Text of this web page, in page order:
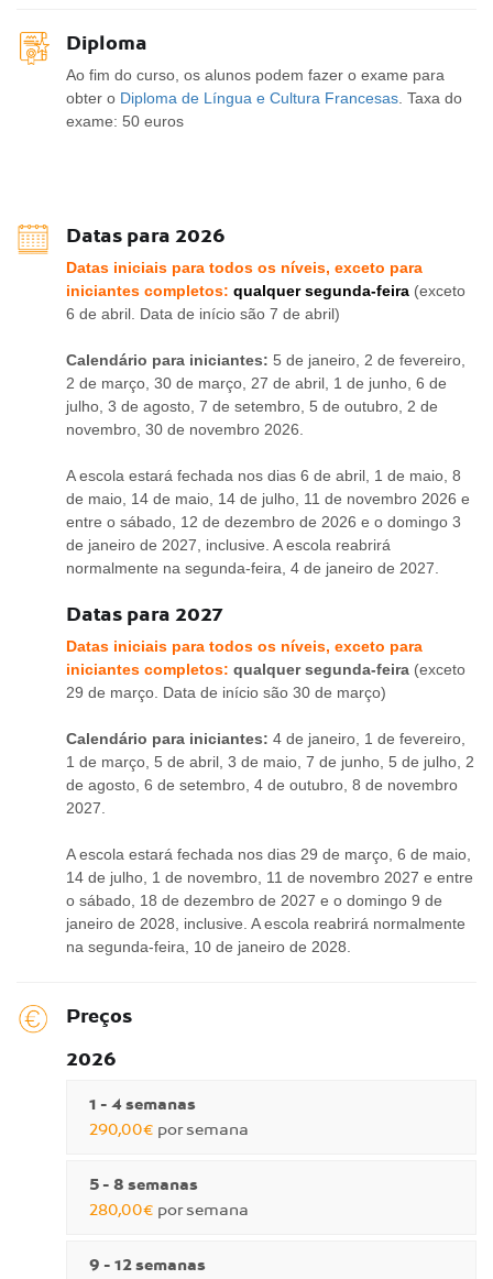
Diploma
Ao fim do curso, os alunos podem fazer o exame para
obter o Diploma de Língua e Cultura Francesas . Taxa do
exame: 50 euros
Datas para 2026
Datas iniciais para todos os níveis, exceto para
iniciantes completos: qualquer segunda-feira (exceto
6 de abril. Data de início são 7 de abril)
Calendário para iniciantes: 5 de janeiro, 2 de fevereiro,
2 de março, 30 de março, 27 de abril, 1 de junho, 6 de
julho, 3 de agosto, 7 de setembro, 5 de outubro, 2 de
novembro, 30 de novembro 2026.
A escola estará fechada nos dias 6 de abril, 1 de maio, 8
de maio, 14 de maio, 14 de julho, 11 de novembro 2026 e
entre o sábado, 12 de dezembro de 2026 e o domingo 3
de janeiro de 2027, inclusive. A escola reabrirá
normalmente na segunda-feira, 4 de janeiro de 2027.
Datas para 2027
Datas iniciais para todos os níveis, exceto para
iniciantes completos: qualquer segunda-feira (exceto
29 de março. Data de início são 30 de março)
Calendário para iniciantes: 4 de janeiro, 1 de fevereiro,
1 de março, 5 de abril, 3 de maio, 7 de junho, 5 de julho, 2
de agosto, 6 de setembro, 4 de outubro, 8 de novembro
2027.
A escola estará fechada nos dias 29 de março, 6 de maio,
14 de julho, 1 de novembro, 11 de novembro 2027 e entre
o sábado, 18 de dezembro de 2027 e o domingo 9 de
janeiro de 2028, inclusive. A escola reabrirá normalmente
na segunda-feira, 10 de janeiro de 2028.
Preços
2026
1 - 4 semanas
290,00€ por semana
5 - 8 semanas
280,00€ por semana
9 - 12 semanas